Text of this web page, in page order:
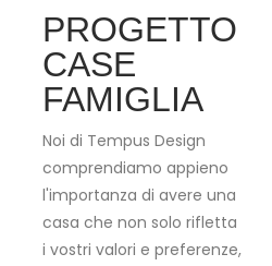
PROGETTO
CASE
FAMIGLIA
Noi di Tempus Design
comprendiamo appieno
l'importanza di avere una
casa che non solo rifletta
i vostri valori e preferenze,